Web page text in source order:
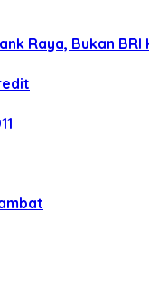
Raya, Bukan BRI